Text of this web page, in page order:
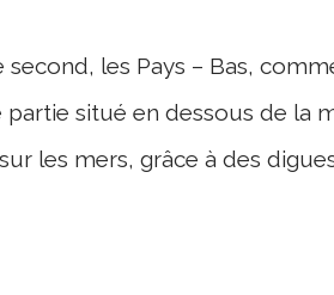
second, les Pays – Bas,
partie situé en dessous de la
les mers, grâce à des